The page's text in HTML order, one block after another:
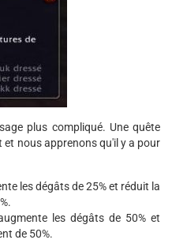
plus compliqué. Une quête
nous apprenons qu'il y a pour
les dégâts de 25% et réduit la
les dégâts de 50% et
de 50%.